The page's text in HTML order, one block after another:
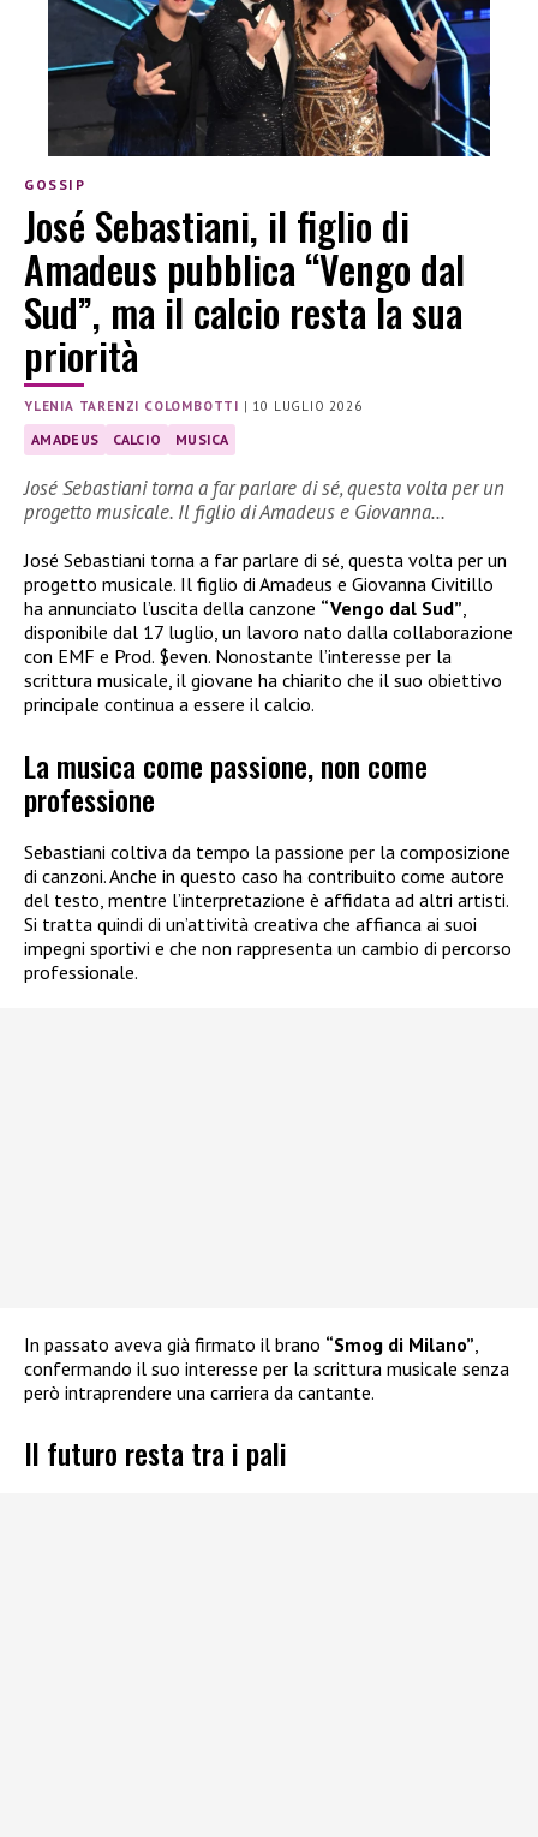
GOSSIP
José Sebastiani, il figlio di
Amadeus pubblica “Vengo dal
Sud”, ma il calcio resta la sua
priorità
YLENIA TARENZI COLOMBOTTI | 10 LUGLIO 2026
AMADEUS CALCIO MUSICA
José Sebastiani torna a far parlare di sé, questa volta per un
progetto musicale. Il figlio di Amadeus e Giovanna…
José Sebastiani torna a far parlare di sé, questa volta per un
progetto musicale. Il figlio di Amadeus e Giovanna Civitillo
ha annunciato l’uscita della canzone “Vengo dal Sud”,
disponibile dal 17 luglio, un lavoro nato dalla collaborazione
con EMF e Prod. $even. Nonostante l’interesse per la
scrittura musicale, il giovane ha chiarito che il suo obiettivo
principale continua a essere il calcio.
La musica come passione, non come
professione
Sebastiani coltiva da tempo la passione per la composizione
di canzoni. Anche in questo caso ha contribuito come autore
del testo, mentre l’interpretazione è affidata ad altri artisti.
Si tratta quindi di un’attività creativa che affianca ai suoi
impegni sportivi e che non rappresenta un cambio di percorso
professionale.
In passato aveva già firmato il brano “Smog di Milano”
confermando il suo interesse per la scrittura musicale senza
però intraprendere una carriera da cantante.
Il futuro resta tra i pali